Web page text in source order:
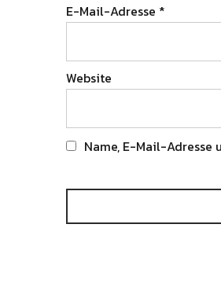
E-Mail-Adresse *
Website
Name, E-Mail-Adresse